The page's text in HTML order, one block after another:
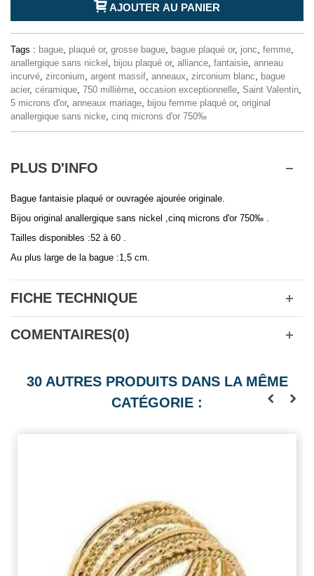
AJOUTER AU PANIER
Tags : bague, plaqué or, grosse bague, bague plaqué or, jonc, femme,
anallergique sans nickel , bijou plaqué or, alliance, fantaisie, anneau
incurvé, zirconium, argent massif, anneaux, zirconium blanc, bague
acier, céramique, 750 millième, occasion exceptionnelle, Saint Valentin,
5 microns d'or, anneaux mariage, bijou femme plaqué or, original
anallergique sans nicke, cinq microns d'or 750‰
PLUS D'INFO
Bague fantaisie plaqué or ouvragée ajourée originale.
Bijou original anallergique sans nickel ,cinq microns d'or 750‰ .
Tailles disponibles :52 à 60 .
Au plus large de la bague :1,5 cm.
FICHE TECHNIQUE
COMENTAIRES(0)
30 AUTRES PRODUITS DANS LA MÊME
CATÉGORIE :